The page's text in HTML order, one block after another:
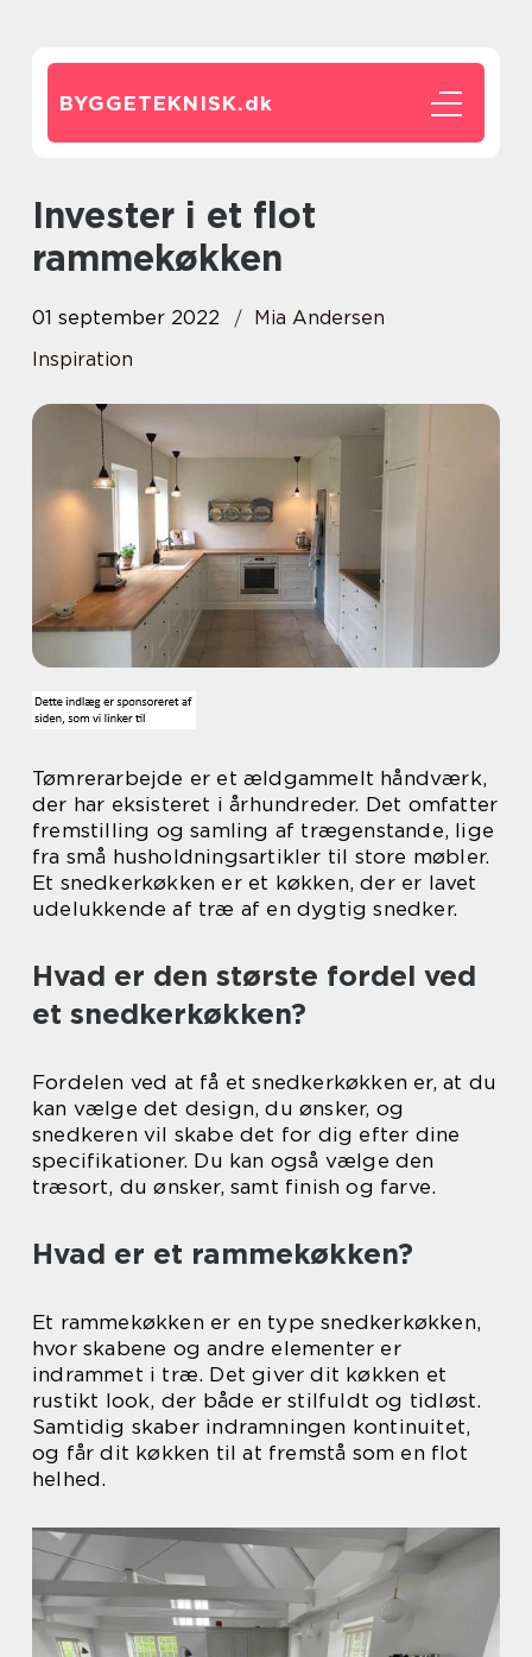
BYGGETEKNISK.dk
Invester i et flot
rammekøkken
01 september 2022
Mia Andersen
Inspiration
Tømrerarbejde er et ældgammelt håndværk,
der har eksisteret i århundreder. Det omfatter
fremstilling og samling af trægenstande, lige
fra små husholdningsartikler til store møbler.
Et snedkerkøkken er et køkken, der er lavet
udelukkende af træ af en dygtig snedker.
Hvad er den største fordel ved
et snedkerkøkken?
Fordelen ved at få et snedkerkøkken er, at du
kan vælge det design, du ønsker, og
snedkeren vil skabe det for dig efter dine
specifikationer. Du kan også vælge den
træsort, du ønsker, samt finish og farve.
Hvad er et rammekøkken?
Et rammekøkken er en type snedkerkøkken,
hvor skabene og andre elementer er
indrammet i træ. Det giver dit køkken et
rustikt look, der både er stilfuldt og tidløst.
Samtidig skaber indramningen kontinuitet,
og får dit køkken til at fremstå som en flot
helhed.